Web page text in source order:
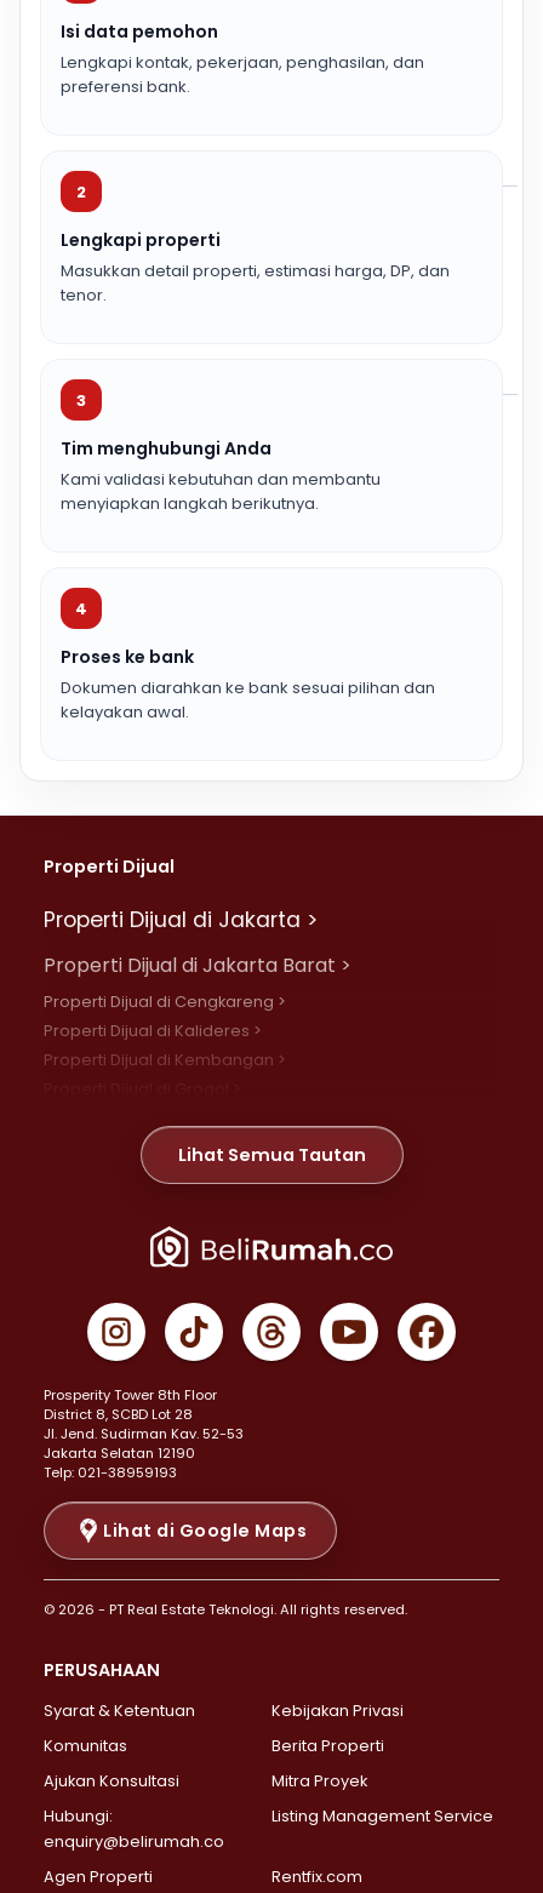
Isi data pemohon
Lengkapi kontak, pekerjaan, penghasilan, dan
preferensi bank.
2
Lengkapi properti
Masukkan detail properti, estimasi harga, DP, dan
tenor.
3
Tim menghubungi Anda
Kami validasi kebutuhan dan membantu
menyiapkan langkah berikutnya.
4
Proses ke bank
Dokumen diarahkan ke bank sesuai pilihan dan
kelayakan awal.
Properti Dijual
Properti Dijual di Jakarta >
Properti Dijual di Jakarta Barat >
Properti Dijual di Cengkareng >
Properti Dijual di Kalideres >
Properti Dijual di Kembangan >
Properti Dijual di Meruya >
Properti Dijual di Jelambar >
Properti Dijual di Jakarta Pusat >
Properti Dijual di Gambir >
Properti Dijual di Johar Baru >
Properti Dijual di Menteng >
Properti Dijual di Senen >
Properti Dijual di Tanah Abang >
Properti Dijual di Cikini >
Properti Dijual di Kramat >
Properti Dijual di Pasar Baru >
Properti Dijual di Bendungan Hilir >
Properti Dijual di Jakarta Selatan >
Properti Dijual di Lebak Bulus >
Properti Dijual di Gandaria Selatan >
Properti Dijual di Pondok Labu >
Properti Dijual di Lenteng Agung >
Properti Dijual di Senayan >
Properti Dijual di Pondok Pinang >
Lihat Semua Tautan
Prosperity Tower 8th Floor
District 8, SCBD Lot 28
JI. Jend. Sudirman Kav. 52-53
Jakarta Selatan 12190
Telp: 021-38959193
Lihat di Google Maps
© 2026 - PT Real Estate Teknologi. All rights reserved.
PERUSAHAAN
Syarat & Ketentuan
Kebijakan Privasi
Komunitas
Berita Properti
Ajukan Konsultasi
Mitra Proyek
Hubungi:
enquiry@belirumah.co
Listing Management Service
Agen Properti Rentfix.com